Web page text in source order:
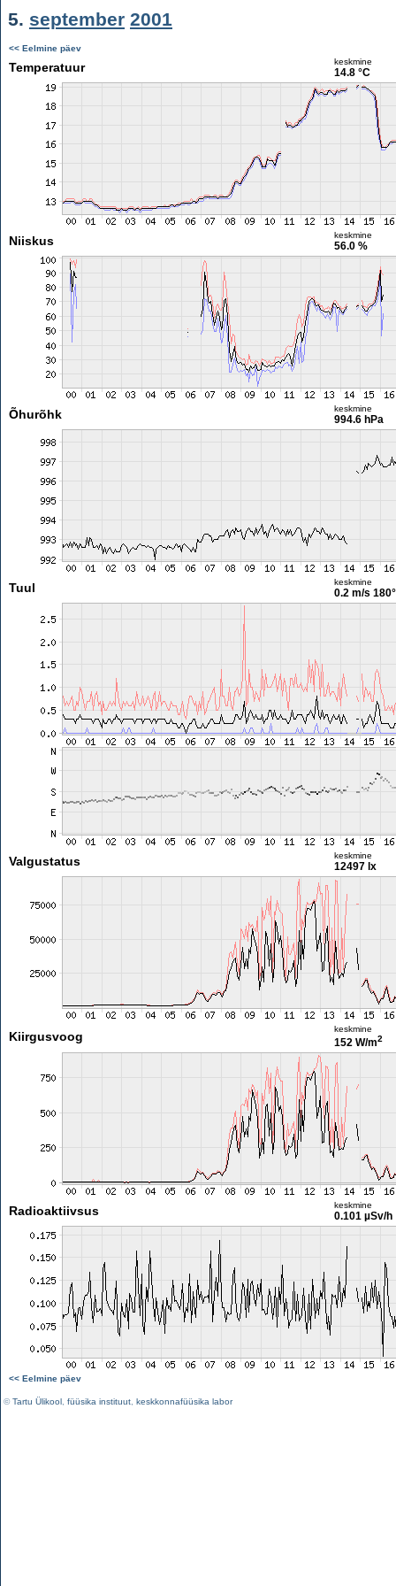
5. september 2001
<< Eelmine päev
Temperatuur keskmine
14.8 °C
Niiskus keskmine
56.0 %
Õhurõhk keskmine
994.6 hPa
Tuul keskmine
0.2 m/s 180°
Valgustatus keskmine
12497 lx
Kiirgusvoog
keskmine
152 W/m2
Radioaktiivsus keskmine
0.101 µSv/h
<< Eelmine päev
©Tartu Ülikool füüsika instituut keskkonnafüüsika labor